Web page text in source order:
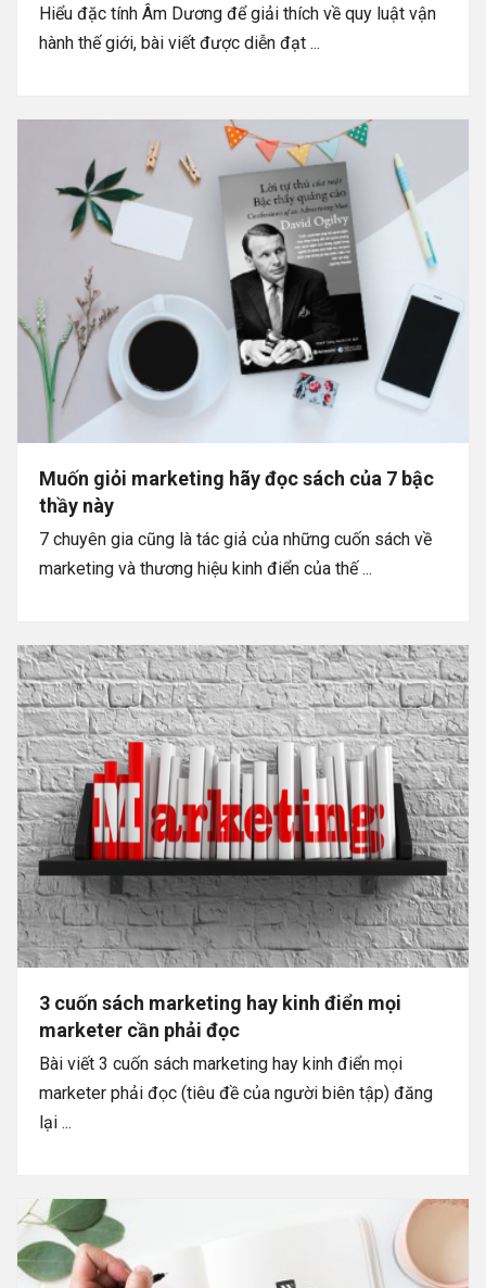
Hiểu đặc tính Âm Dương để giải thích về quy luật vận
hành thế giới, bài viết được diễn đạt ...
Muốn giỏi marketing hãy đọc sách của 7 bậc
thầy này
7 chuyên gia cũng là tác giả của những cuốn sách về
marketing và thương hiệu kinh điển của thế ...
3 cuốn sách marketing hay kinh điển mọi
marketer cần phải đọc
Bài viết 3 cuốn sách marketing hay kinh điển mọi
marketer phải đọc (tiêu đề của người biên tập) đăng
lại ...